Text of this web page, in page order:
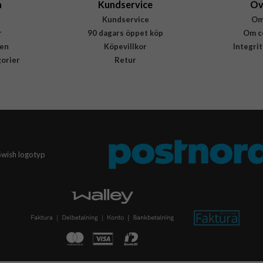
Kundservice
Kundservice
90 dagars öppet köp
Köpevillkor
Retur
Om